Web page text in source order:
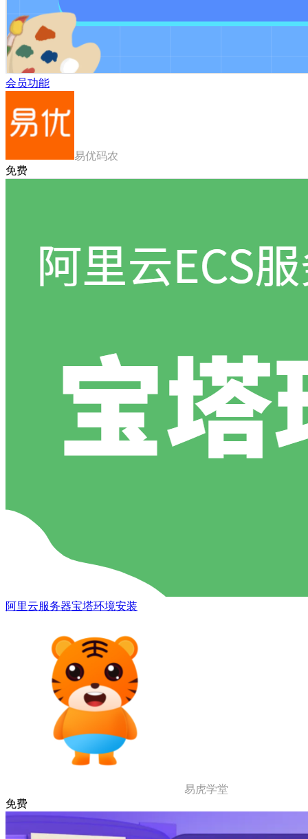
会员功能
易优码农
免费
阿里云服务器宝塔环境安装
易虎学堂
免费